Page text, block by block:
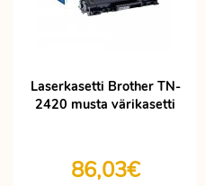
Laserkasetti Brother TN-
2420 musta värikasetti
86,03€